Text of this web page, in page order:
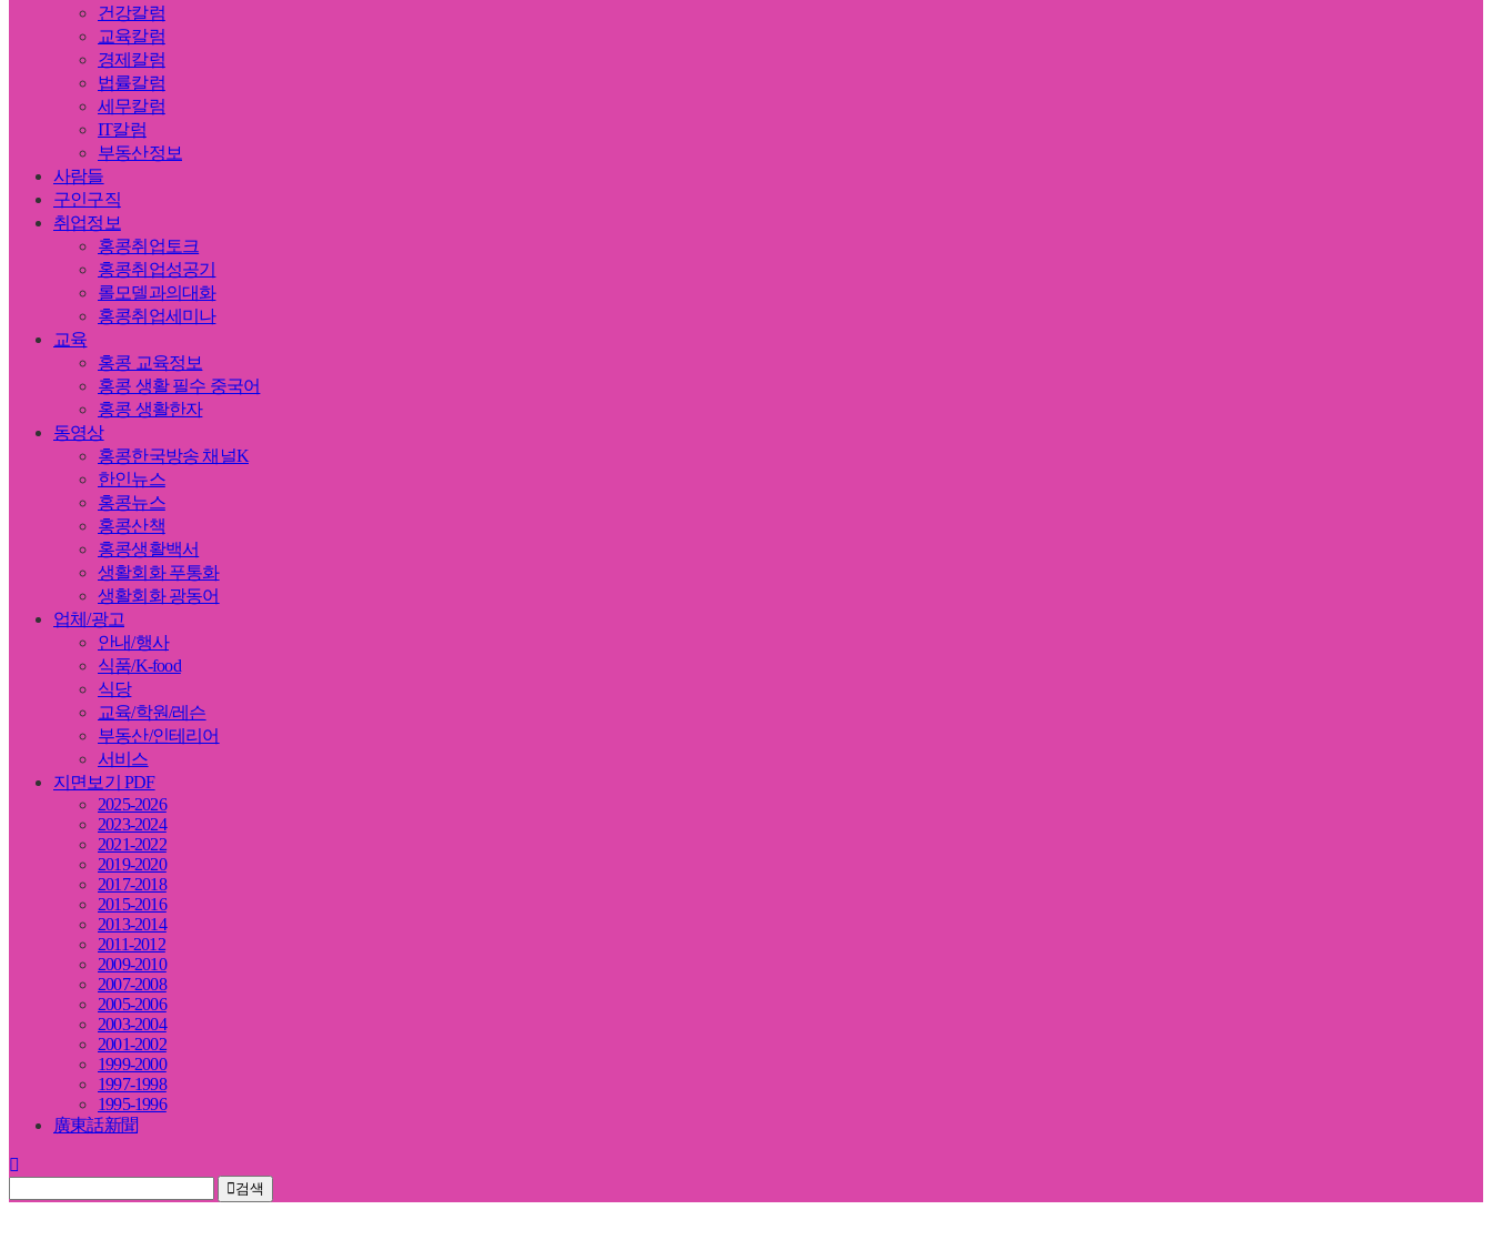
건강칼럼
교육칼럼
경제칼럼
법률칼럼
세무칼럼
IT칼럼
부동산정보
사람들
구인구직
취업정보
홍콩취업토크
홍콩취업성공기
롤모델과의대화
홍콩취업세미나
교육
홍콩 교육정보
홍콩 생활 필수 중국어
홍콩 생활한자
동영상
홍콩한국방송 채널K
한인뉴스
홍콩뉴스
홍콩산책
홍콩생활백서
생활회화 푸통화
생활회화 광동어
업체/광고
안내/행사
식품/K-food
식당
교육/학원/레슨
부동산/인테리어
서비스
지면보기 PDF
2025-2026
2023-2024
2021-2022
2019-2020
2017-2018
2015-2016
2013-2014
2011-2012
2009-2010
2007-2008
2005-2006
2003-2004
2001-2002
1999-2000
1997-1998
1995-1996
廣東話新聞
검색